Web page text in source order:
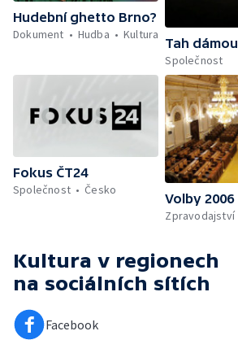
Hudební ghetto Brno?
Dokument
Hudba Kultura
Tah dámou
Společnost
Fokus ČT24
Společnost
Česko
Volby 2006
Zpravodajství
Kultura v regionech
na sociálních sítích
Facebook